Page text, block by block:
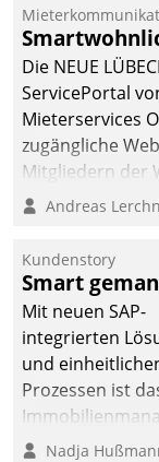
Dialogführung
dem externen
Serviceteam,
Mietenden
effizienter zu
Die NEUE
ServicePortal
Mieterservices
zugängliche
Mitgliedern der
Andreas
Kundenstory
Smart
Mit neuen SAP-
integrierten
und
Prozessen ist
der Bayerischen
Nadja